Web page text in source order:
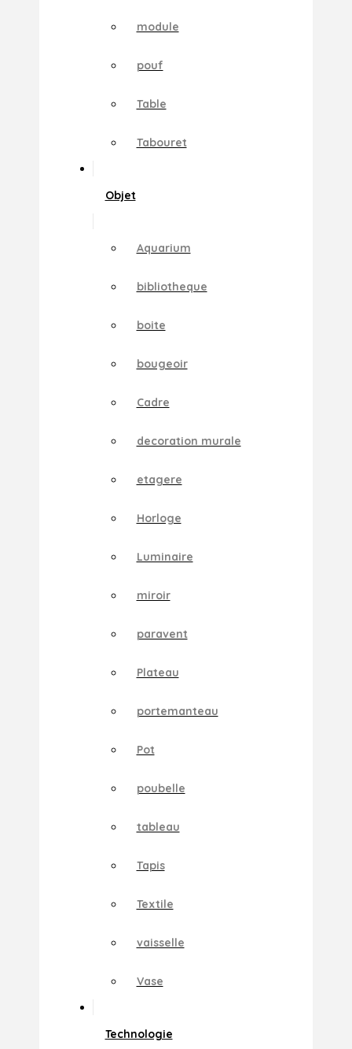
module
pouf
Table
Tabouret
Objet
Aquarium
bibliotheque
boite
bougeoir
Cadre
decoration murale
etagere
Horloge
Luminaire
miroir
paravent
Plateau
portemanteau
Pot
poubelle
tableau
Tapis
Textile
vaisselle
Vase
Technologie